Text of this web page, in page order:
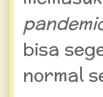
bisa
normal